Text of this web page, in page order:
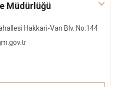
Müdürlüğü
Hakkari-Van Blv. No.144